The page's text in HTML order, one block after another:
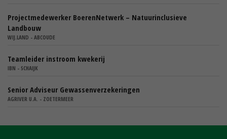
Projectmedewerker BoerenNetwerk – Natuurinclusieve
Landbouw
WIJ.LAND - ABCOUDE
Teamleider instroom kwekerij
IBN - SCHAIJK
Senior Adviseur Gewassenverzekeringen
AGRIVER U.A. - ZOETERMEER